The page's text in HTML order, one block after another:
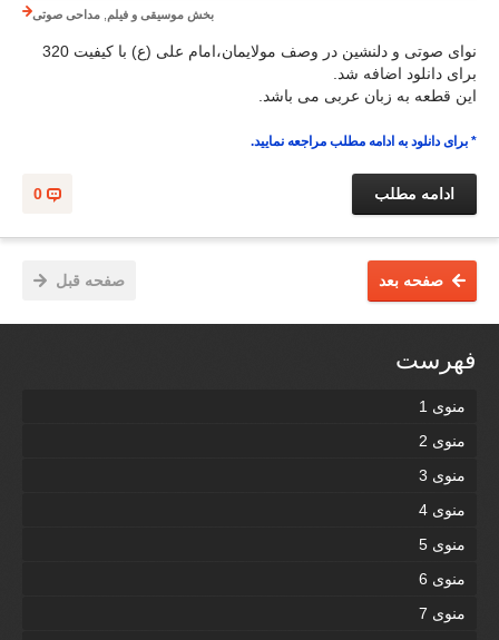
بخش موسیقی و فیلم مداحی صوتی
نوای صوتی و دلنشین در وصف مولایمان،امام علی (ع) با کیفیت 320
برای دانلود اضافه شد.
این قطعه به زبان عربی می باشد.
* برای دانلود به ادامه مطلب مراجعه نمایید.
0 ادامه مطلب
صفحه قبل صفحه بعد
فهرست
منوی 1
منوی 2
منوی 3
منوی 4
منوی 5
منوی 6
منوی 7